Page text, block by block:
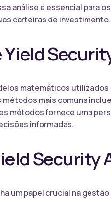
análise é essencial para
carteiras de investimento.
matemáticos
mais comuns
métodos fornece uma
informadas.
Security
um papel crucial na